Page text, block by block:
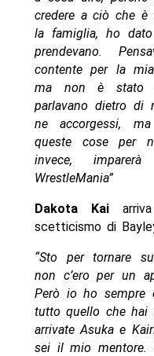
credere a ciò che è
la famiglia, ho
prendevano.
contente per la
ma non è stato
parlavano dietro di
ne accorgessi,
queste cose per
invece,
WrestleMania”
Dakota Kai
scetticismo di
“Sto per tornare
non c’ero per un
Però io ho sempre
tutto quello che hai
arrivate Asuka e
sei il mio mentore.